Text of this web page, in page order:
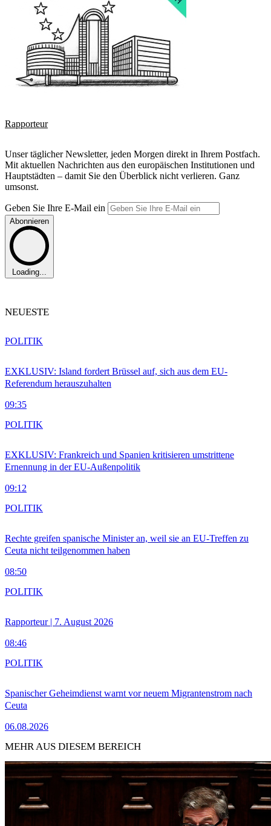
Rapporteur
Unser täglicher Newsletter, jeden Morgen direkt in Ihrem Postfach.
Mit aktuellen Nachrichten aus den europäischen Institutionen und
Hauptstädten – damit Sie den Überblick nicht verlieren. Ganz
umsonst.
Geben Sie Ihre E-Mail ein
Abonnieren
Loading...
NEUESTE
EXKLUSIV: Island fordert Brüssel auf, sich aus dem EU-
Referendum herauszuhalten
09:35
POLITIK
EXKLUSIV: Frankreich und Spanien kritisieren umstrittene
Ernennung in der EU-Außenpolitik
09:12
POLITIK
Rechte greifen spanische Minister an, weil sie an EU-Treffen zu
Ceuta nicht teilgenommen haben
08:50
POLITIK
Rapporteur | 7. August 2026
08:46
POLITIK
Spanischer Geheimdienst warnt vor neuem Migrantenstrom nach
Ceuta
06.08.2026
POLITIK
MEHR AUS DIESEM BEREICH